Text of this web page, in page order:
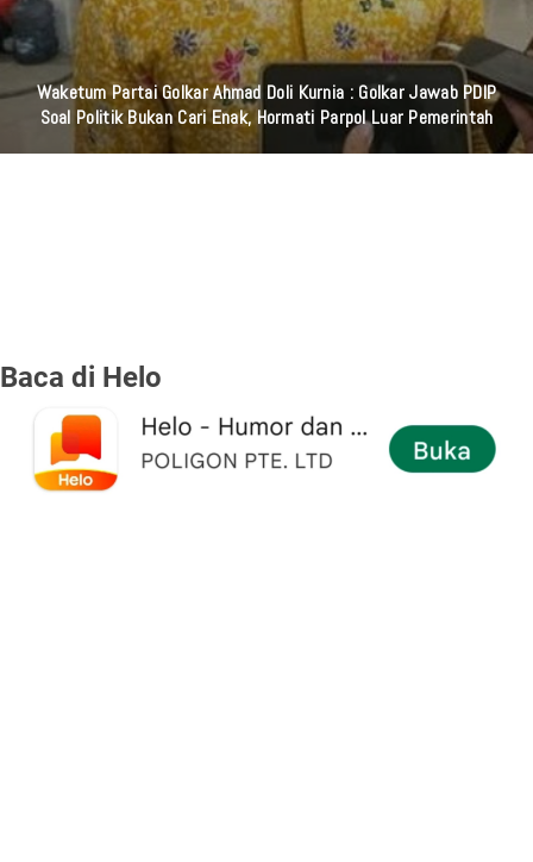
Waketum Partai Golkar Ahmad Doli Kurnia : Golkar Jawab PDIP
Soal Politik Bukan Cari Enak, Hormati Parpol Luar Pemerintah
Baca di Helo